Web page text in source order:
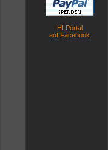
HLPortal
auf Facebook